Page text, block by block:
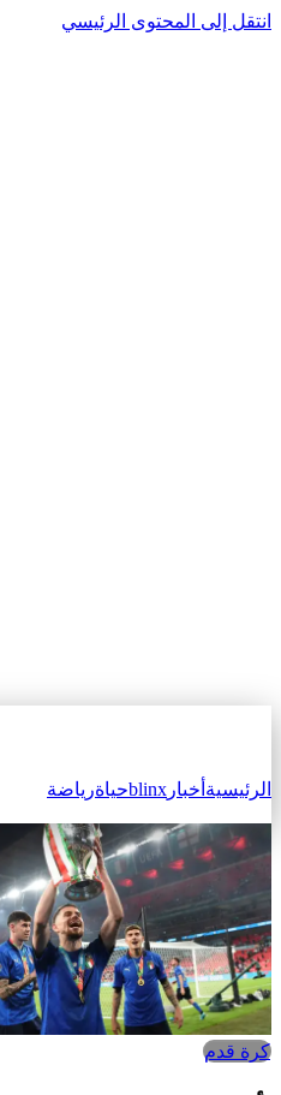
انتقل إلى المحتوى الرئيسي
الرئيسية أخبار blinxحياةرياضة
كرة قدم